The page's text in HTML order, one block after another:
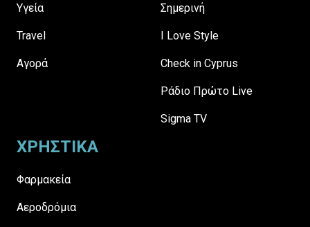
Υγεία
Travel
Αγορά
Σημερινή
I Love Style
Check in Cyprus
Ράδιο Πρώτο Live
Sigma TV
ΧΡΗΣΤΙΚΑ
Φαρμακεία
Αεροδρόμια